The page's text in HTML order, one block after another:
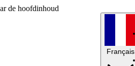
de hoofdinhoud
Français